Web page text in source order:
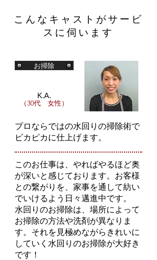
こんなキャストがサービ
スに伺います
お掃除
K.A.
（30代 女性）
プロならではの水回りの掃除術で
ピカピカに仕上げます。
このお仕事は、やればやるほど奥
が深いと感じております。お客様
との繋がりを、家事を通して紡い
でいけるよう日々邁進中です。
水回りのお掃除は、場所によって
お掃除の方法や洗剤が異なりま
す。それを見極めながらきれいに
していく水回りのお掃除が大好き
です！